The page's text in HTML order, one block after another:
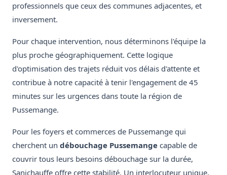
professionnels que ceux des communes adjacentes, et
inversement.
Pour chaque intervention, nous déterminons l'équipe la
plus proche géographiquement. Cette logique
d'optimisation des trajets réduit vos délais d'attente et
contribue à notre capacité à tenir l'engagement de 45
minutes sur les urgences dans toute la région de
Pussemange.
Pour les foyers et commerces de Pussemange qui
cherchent un débouchage Pussemange capable de
couvrir tous leurs besoins débouchage sur la durée,
Sanichauffe offre cette stabilité. Un interlocuteur unique,